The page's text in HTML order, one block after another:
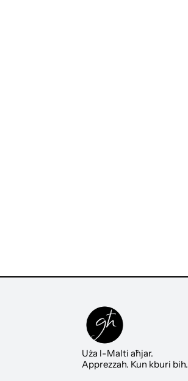
Uża l-Malti aħjar.
Apprezzah. Kun kburi bih.